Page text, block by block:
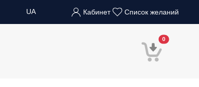
UA Кабинет Список желаний
0В корзину